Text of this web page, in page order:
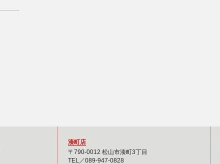
湊町店
〒790-0012 松山市湊町3丁目
TEL／089-947-0828